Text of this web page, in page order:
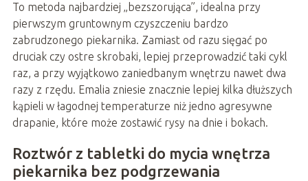
To metoda najbardziej „bezszorująca”, idealna przy
pierwszym gruntownym czyszczeniu bardzo
zabrudzonego piekarnika. Zamiast od razu sięgać po
druciak czy ostre skrobaki, lepiej przeprowadzić taki cykl
raz, a przy wyjątkowo zaniedbanym wnętrzu nawet dwa
razy z rzędu. Emalia zniesie znacznie lepiej kilka dłuższych
kąpieli w łagodnej temperaturze niż jedno agresywne
drapanie, które może zostawić rysy na dnie i bokach.
Roztwór z tabletki do mycia wnętrza
piekarnika bez podgrzewania